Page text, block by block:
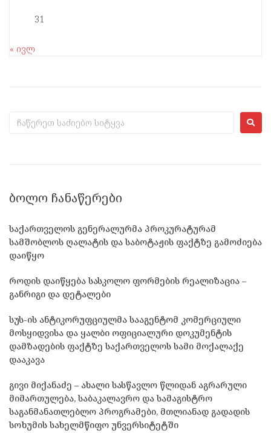
31
« ივლ
ᲑᲝᲚᲝ ᲩᲐᲜᲐᲬᲔᲠᲔᲑᲘ
საქართველოს გენერალურმა პროკურატურამ
სამშობლოს ღალატის და საბოტაჟის ფაქტზე გამოძიება
დაიწყო
როდის დაიწყება სასკოლო ფორმების რეალიზაცია –
განრიგი და დეტალები
სუს-ის ანტიკორუფციულმა სააგენტომ კომერციული
მოსყიდვისა და ყალბი ოფიციალური დოკუმენტის
დამზადების ფაქტზე საქართველოს სამი მოქალაქე
დააკავა
გივი მიქანაძე – ახალი სასწავლო წლიდან აგრარული
მიმართულება, საბაკალავრო და სამაგისტრო
საგანმანათლებლო პროგრამები, მთლიანად გადადის
სოხუმის სახელმწიფო უნვერსიტეტში